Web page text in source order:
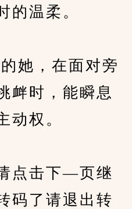
的温柔。
，在面对旁
衅时，能瞬息
动权。
击下—页继
码了请退出转